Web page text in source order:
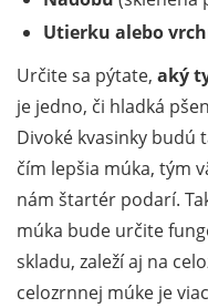
Utierku alebo
Určite sa pýtate, aký
je jedno, či hladká
Divoké kvasinky budú
čím lepšia múka, tým
nám štartér podarí.
múka bude určite
skladu, zaleží aj na
celozrnnej múke je